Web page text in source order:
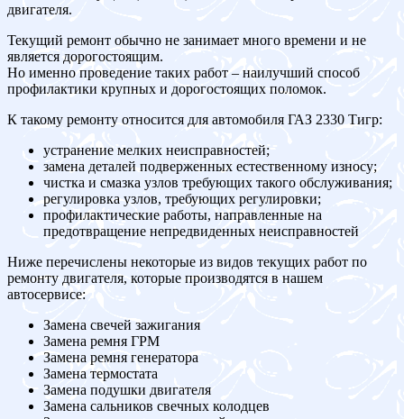
двигателя.
Текущий ремонт обычно не занимает много времени и не
является дорогостоящим.
Но именно проведение таких работ – наилучший способ
профилактики крупных и дорогостоящих поломок.
К такому ремонту относится для автомобиля ГАЗ 2330 Тигр:
устранение мелких неисправностей;
замена деталей подверженных естественному износу;
чистка и смазка узлов требующих такого обслуживания;
регулировка узлов, требующих регулировки;
профилактические работы, направленные на
предотвращение непредвиденных неисправностей
Ниже перечислены некоторые из видов текущих работ по
ремонту двигателя, которые производятся в нашем
автосервисе:
Замена свечей зажигания
Замена ремня ГРМ
Замена ремня генератора
Замена термостата
Замена подушки двигателя
Замена сальников свечных колодцев